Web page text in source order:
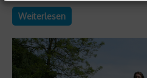
Weiterlesen